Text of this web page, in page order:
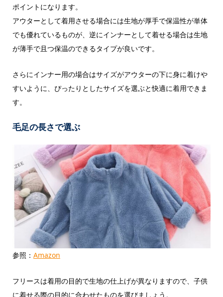
ポイントになります。
アウターとして着用させる場合には生地が厚手で保温性が単体
でも優れているものが、逆にインナーとして着せる場合は生地
が薄手で且つ保温のできるタイプが良いです。
さらにインナー用の場合はサイズがアウターの下に身に着けや
すいように、ぴったりとしたサイズを選ぶと快適に着用できま
す。
毛足の長さで選ぶ
参照： Amazon
フリースは着用の目的で生地の仕上げが異なりますので、子供
に着せる際の目的に合わせたものを選びましょう。